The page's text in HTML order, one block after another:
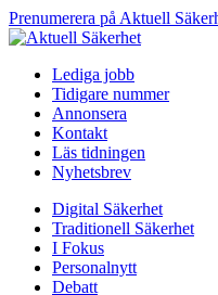
Prenumerera på Aktuell
Lediga jobb
Tidigare nummer
Annonsera
Kontakt
Läs tidningen
Nyhetsbrev
Digital Säkerhet
Traditionell Säkerhet
I Fokus
Personalnytt
Debatt